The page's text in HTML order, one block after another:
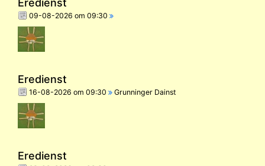
Eredienst
09-08-2026 om 09:30
Eredienst
16-08-2026 om 09:30 Grunninger Dainst
Eredienst